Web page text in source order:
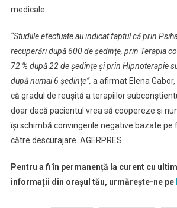
medicale.
“Studiile efectuate au indicat faptul că prin
recuperări după 600 de şedinţe, prin Terapia
72 % după 22 de şedinţe şi prin Hipnoterapie
după numai 6 şedinţe”, a afirmat Elena
că gradul de reuşită a terapiilor
doar dacă pacientul vrea să coopereze şi
îşi schimbă convingerile negative bazate pe
către descurajare. AGERPRES
Pentru a fi în permanență la curent cu
informații din orașul tău, urmărește-ne pe